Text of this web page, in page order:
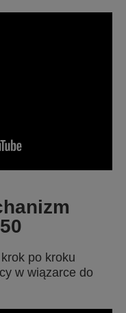
po kroku
w wiązarce do